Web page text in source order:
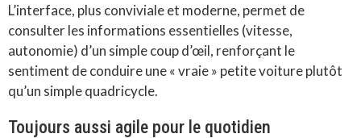
L’interface, plus conviviale et moderne, permet de
consulter les informations essentielles (vitesse,
autonomie) d’un simple coup d’œil, renforçant le
sentiment de conduire une « vraie » petite voiture plutôt
qu’un simple quadricycle.
Toujours aussi agile pour le quotidien